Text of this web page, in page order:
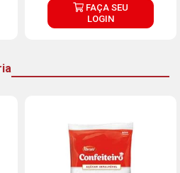
FAÇA SEU
LOGIN